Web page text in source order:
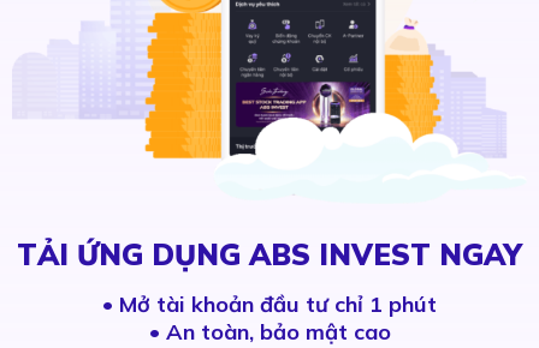
TẢI ỨNG DỤNG ABS INVEST NGAY
• Mở tài khoản đầu tư chỉ 1 phút
• An toàn, bảo mật cao